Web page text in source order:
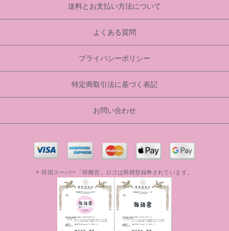
送料とお支払い方法について
よくある質問
プライバシーポリシー
特定商取引法に基づく表記
お問い合わせ
※ 韓国スーパー「韓離宮」ロゴは商標登録®されています。